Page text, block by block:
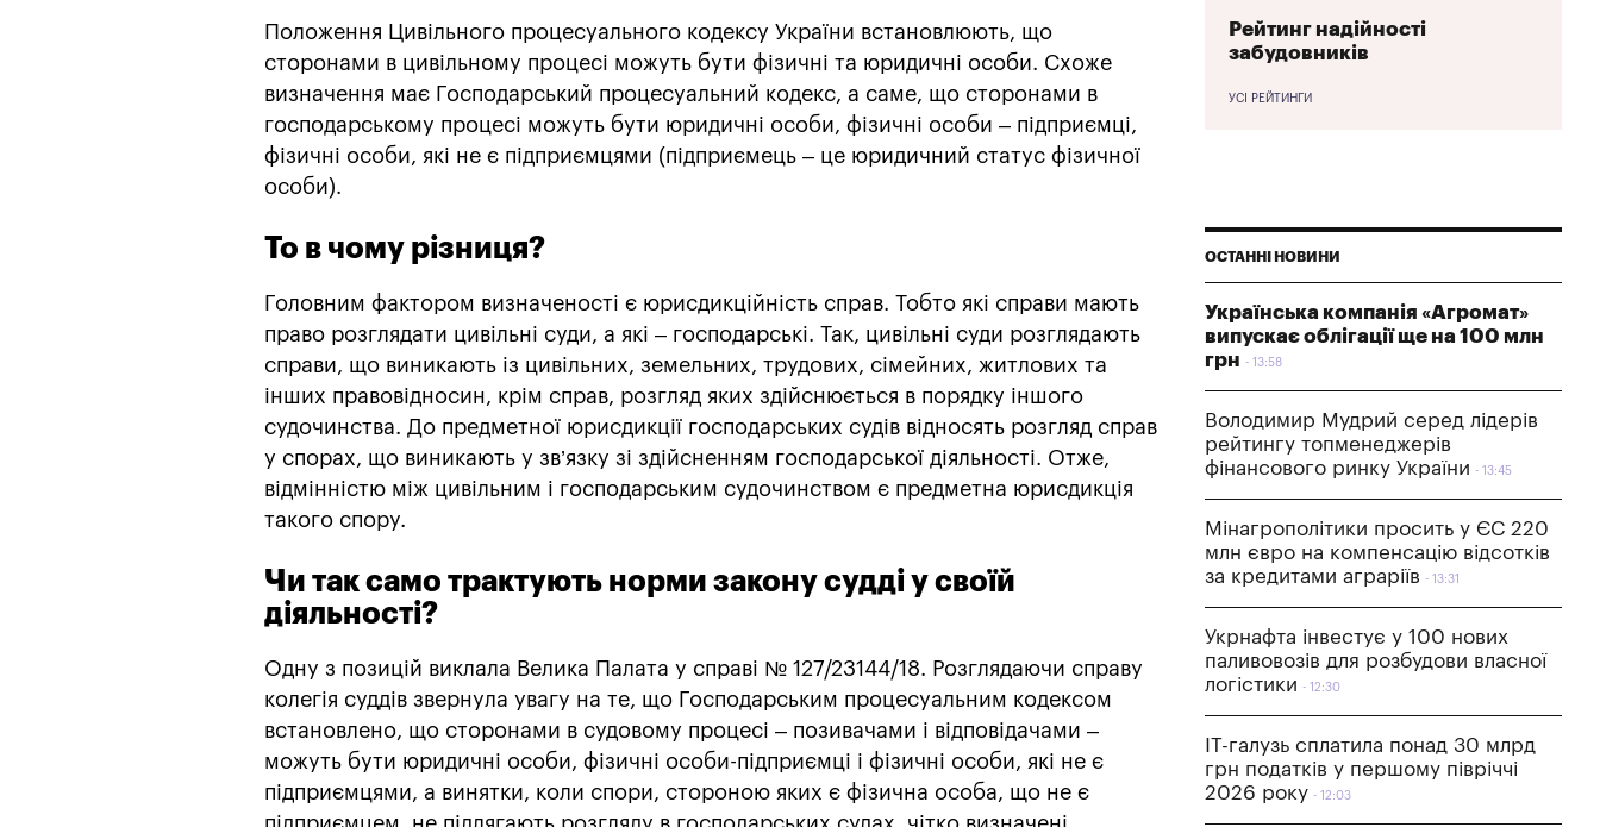
Положення Цивільного процесуального кодексу України встановлюють, що
сторонами в цивільному процесі можуть бути фізичні та юридичні особи. Схоже
визначення має Господарський процесуальний кодекс, а саме, що сторонами в
господарському процесі можуть бути юридичні особи, фізичні особи – підприємці,
фізичні особи, які не є підприємцями (підприємець – це юридичний статус фізичної
особи).
То в чому різниця?
Головним фактором визначеності є юрисдикційність справ. Тобто які справи мають
право розглядати цивільні суди, а які – господарські. Так, цивільні суди розглядають
справи, що виникають із цивільних, земельних, трудових, сімейних, житлових та
інших правовідносин, крім справ, розгляд яких здійснюється в порядку іншого
судочинства. До предметної юрисдикції господарських судів відносять розгляд справ
у спорах, що виникають у зв’язку зі здійсненням господарської діяльності. Отже,
відмінністю між цивільним і господарським судочинством є предметна юрисдикція
такого спору.
Чи так само трактують норми закону судді у своїй
діяльності?
Одну з позицій виклала Велика Палата у справі № 127/23144/18. Розглядаючи справу
колегія суддів звернула увагу на те, що Господарським процесуальним кодексом
встановлено, що сторонами в судовому процесі – позивачами і відповідачами –
можуть бути юридичні особи, фізичні особи-підприємці і фізичні особи, які не є
підприємцями, а винятки, коли спори, стороною яких є фізична особа, що не є
Рейтинг надійності
забудовників
УСІ РЕЙТИНГИ
ОСТАННІ НОВИНИ
Українська компанія «Агромат»
випускає облігації ще на 100 млн
грн
13:58
Володимир Мудрий серед лідерів
рейтингу топменеджерів
фінансового ринку України
13:45
Мінагрополітики просить у ЄС 220
млн євро на компенсацію відсотків
за кредитами аграріїв
13:31
Укрнафта інвестує у 100 нових
паливовозів для розбудови власної
логістики
12:30
IT-галузь сплатила понад 30 млрд
грн податків у першому півріччі
2026 року
12:03